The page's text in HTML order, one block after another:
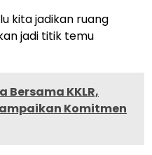
kita jadikan ruang
jadi titik temu
Bersama KKLR,
Komitmen